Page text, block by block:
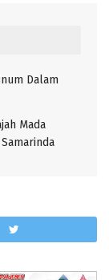
Dalam
Mada